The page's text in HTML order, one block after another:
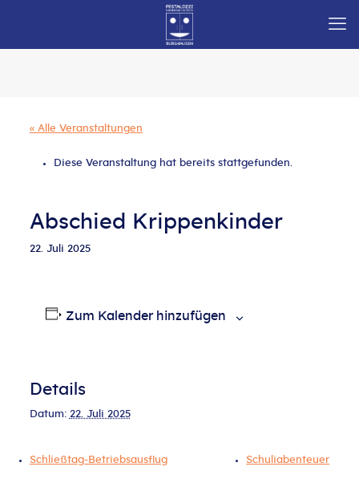
« Alle Veranstaltungen
Diese Veranstaltung hat bereits stattgefunden.
Abschied Krippenkinder
22. Juli 2025
Zum Kalender hinzufügen
Details
Datum: 22. Juli 2025
Schließtag-Betriebsausflug Schuliabenteuer